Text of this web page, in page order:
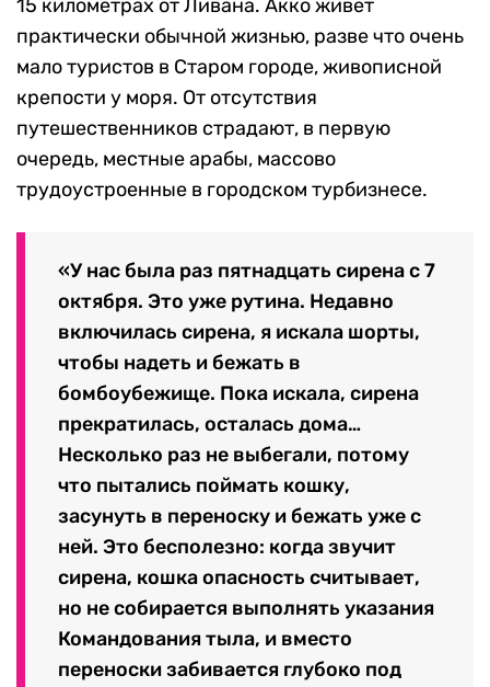
15 километрах от Ливана. Акко живет
практически обычной жизнью, разве что очень
мало туристов в Старом городе, живописной
крепости у моря. От отсутствия
путешественников страдают, в первую
очередь, местные арабы, массово
трудоустроенные в городском турбизнесе.
«У нас была раз пятнадцать сирена с 7
октября. Это уже рутина. Недавно
включилась сирена, я искала шорты,
чтобы надеть и бежать в
бомбоубежище. Пока искала, сирена
прекратилась, осталась дома…
Несколько раз не выбегали, потому
что пытались поймать кошку,
засунуть в переноску и бежать уже с
ней. Это бесполезно: когда звучит
сирена, кошка опасность считывает,
но не собирается выполнять указания
Командования тыла, и вместо
переноски забивается глубоко под